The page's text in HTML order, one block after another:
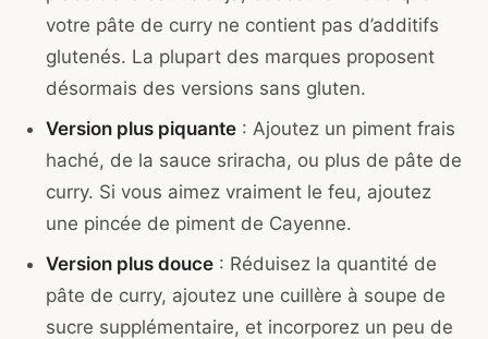
votre pâte de curry ne contient pas d’additifs
glutenés. La plupart des marques proposent
désormais des versions sans gluten.
Version plus piquante : Ajoutez un piment frais
haché, de la sauce sriracha, ou plus de pâte de
curry. Si vous aimez vraiment le feu, ajoutez
une pincée de piment de Cayenne.
Version plus douce : Réduisez la quantité de
pâte de curry, ajoutez une cuillère à soupe de
sucre supplémentaire, et incorporez un peu de